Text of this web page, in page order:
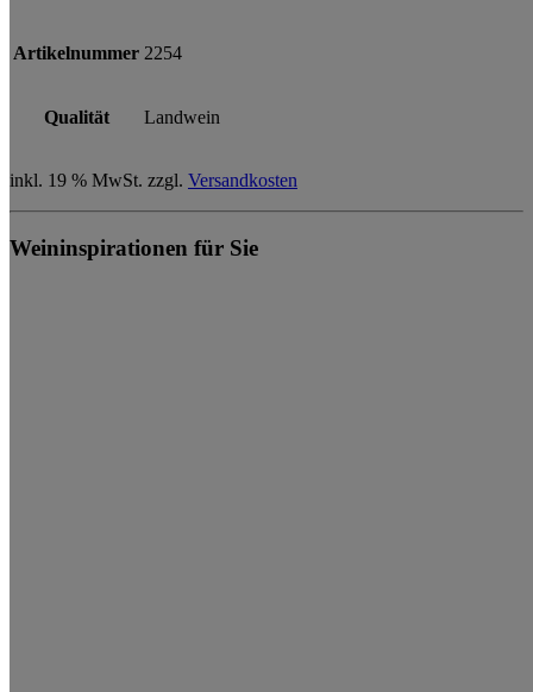
Artikelnummer 2254
Qualität Landwein
inkl. 19 % MwSt. zzgl. Versandkosten
Weininspirationen für Sie